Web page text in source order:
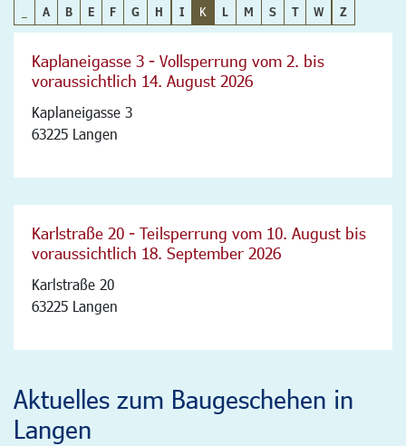
A B E F G H I K L M S T W Z
Kaplaneigasse 3 - Vollsperrung vom 2. bis
voraussichtlich 14. August 2026
Kaplaneigasse 3
63225 Langen
Karlstraße 20 - Teilsperrung vom 10. August bis
voraussichtlich 18. September 2026
Karlstraße 20
63225 Langen
Aktuelles zum Baugeschehen in
Langen